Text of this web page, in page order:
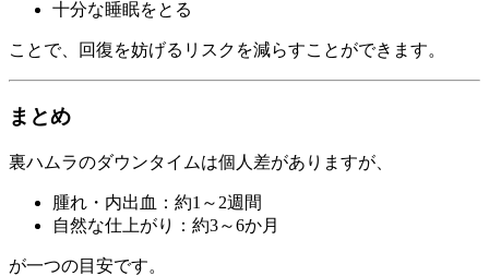
十分な睡眠をとる
ことで、回復を妨げるリスクを減らすことができます。
まとめ
裏ハムラのダウンタイムは個人差がありますが、
腫れ・内出血：約1～2週間
自然な仕上がり：約3～6か月
が一つの目安です。